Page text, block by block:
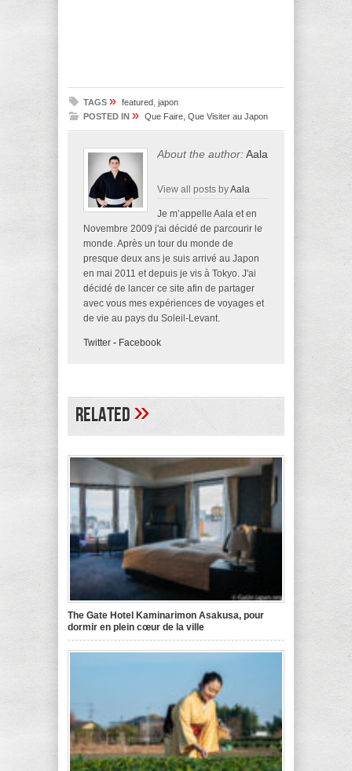
TAGS » featured japon
POSTED IN » Que Faire, Que Visiter au Japon
About the author:Aala
View all posts byAala
Je m’appelle Aala et en
Novembre 2009 j'ai décidé de parcourir le
monde. Après un tour du monde de
presque deux ans je suis arrivé au Japon
en mai 2011 et depuis je vis à Tokyo. J'ai
décidé de lancer ce site afin de partager
avec vous mes expériences de voyages et
de vie au pays du Soleil-Levant.
Twitter - Facebook
Related»
The Gate Hotel Kaminarimon Asakusa, pour
dormir en plein cœur de la ville